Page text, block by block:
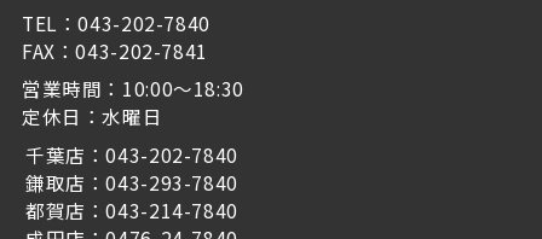
TEL：043-202-7840
FAX：043-202-7841
営業時間：10:00～18:30
定休日：水曜日
千葉店：043-202-7840
鎌取店：043-293-7840
都賀店：043-214-7840